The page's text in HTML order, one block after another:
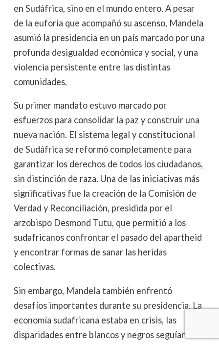
en Sudáfrica, sino en el mundo entero. A pesar
de la euforia que acompañó su ascenso, Mandela
asumió la presidencia en un país marcado por una
profunda desigualdad económica y social, y una
violencia persistente entre las distintas
comunidades.
Su primer mandato estuvo marcado por
esfuerzos para consolidar la paz y construir una
nueva nación. El sistema legal y constitucional
de Sudáfrica se reformó completamente para
garantizar los derechos de todos los ciudadanos,
sin distinción de raza. Una de las iniciativas más
significativas fue la creación de la Comisión de
Verdad y Reconciliación, presidida por el
arzobispo Desmond Tutu, que permitió a los
sudafricanos confrontar el pasado del apartheid
y encontrar formas de sanar las heridas
colectivas.
Sin embargo, Mandela también enfrentó
desafíos importantes durante su presidencia. La
economía sudafricana estaba en crisis, las
disparidades entre blancos y negros seguían